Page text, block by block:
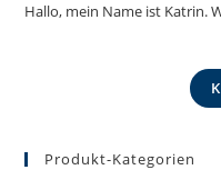
Hallo, mein Name ist Katrin.
Produkt-Kategorien